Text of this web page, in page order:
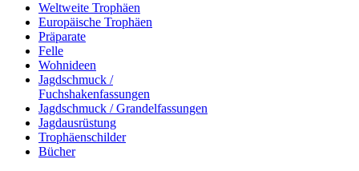
Weltweite Trophäen
Europäische Trophäen
Präparate
Felle
Wohnideen
Jagdschmuck /
Fuchshakenfassungen
Jagdschmuck / Grandelfassungen
Jagdausrüstung
Trophäenschilder
Bücher